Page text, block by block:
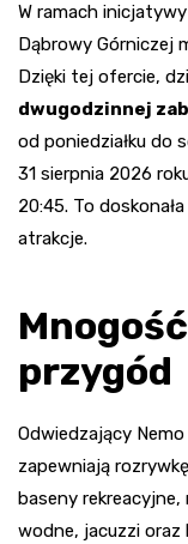
W ramach
Dąbrowy Górniczej
Dzięki tej ofercie,
dwugodzinnej
od poniedziałku do
31 sierpnia 2026
20:45. To
atrakcje.
przygód
Odwiedzający
zapewniają
baseny
wodne, jacuzzi oraz